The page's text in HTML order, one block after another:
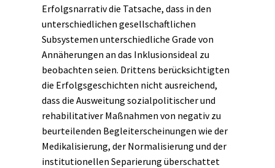
Erfolgsnarrativ die Tatsache, dass in den
unterschiedlichen gesellschaftlichen
Subsystemen unterschiedliche Grade von
Annäherungen an das Inklusionsideal zu
beobachten seien. Drittens berücksichtigten
die Erfolgsgeschichten nicht ausreichend,
dass die Ausweitung sozialpolitischer und
rehabilitativer Maßnahmen von negativ zu
beurteilenden Begleiterscheinungen wie der
Medikalisierung, der Normalisierung und der
institutionellen Separierung überschattet